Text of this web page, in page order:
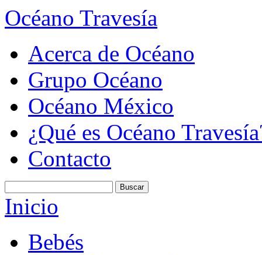
Océano Travesía
Acerca de Océano
Grupo Océano
Océano México
¿Qué es Océano
Contacto
Inicio
Bebés